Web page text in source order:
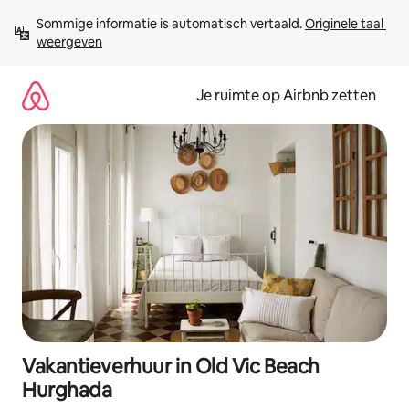
direct
naar
Sommige informatie is automatisch vertaald. Originele taal
weergeven
Je ruimte op Airbnb zetten
Vakantieverhuur in Old Vic Beach
Hurghada